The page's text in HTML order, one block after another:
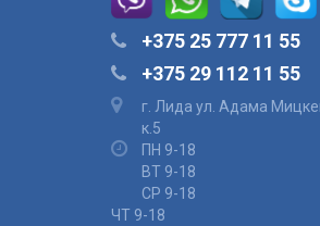
+375 25 777 11 55
+375 29 112 11 55
г. Лида ул. Адама
к.5
ПН 9-18
ВТ 9-18
СР 9-18
ЧТ 9-18